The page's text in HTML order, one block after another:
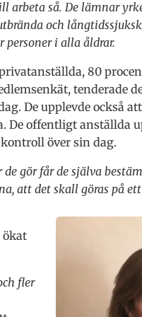
arbeta så. De lämnar
och
personer i alla åldrar.
80
tenderade
De upplevde också
offentligt anställda
över sin dag.
gör får de själva
att det skall göras på
ökat
fler